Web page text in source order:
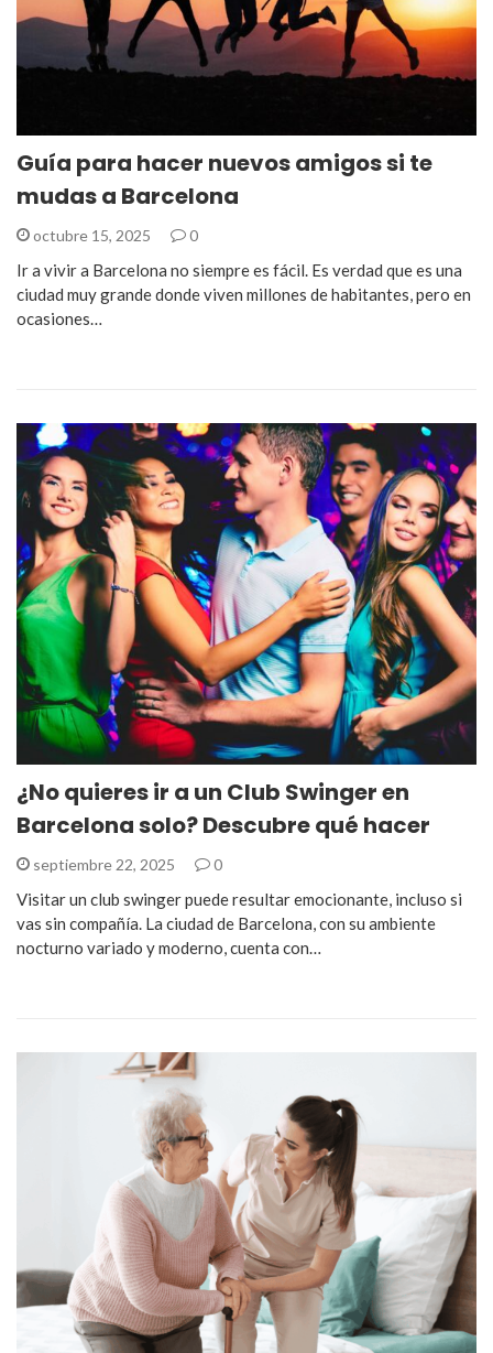
Guía para hacer nuevos amigos si te
mudas a Barcelona
octubre 15, 2025 0
Ir a vivir a Barcelona no siempre es fácil. Es verdad que es una
ciudad muy grande donde viven millones de habitantes, pero en
ocasiones…
¿No quieres ir a un Club Swinger en
Barcelona solo? Descubre qué hacer
septiembre 22, 2025 0
Visitar un club swinger puede resultar emocionante, incluso si
vas sin compañía. La ciudad de Barcelona, con su ambiente
nocturno variado y moderno, cuenta con…